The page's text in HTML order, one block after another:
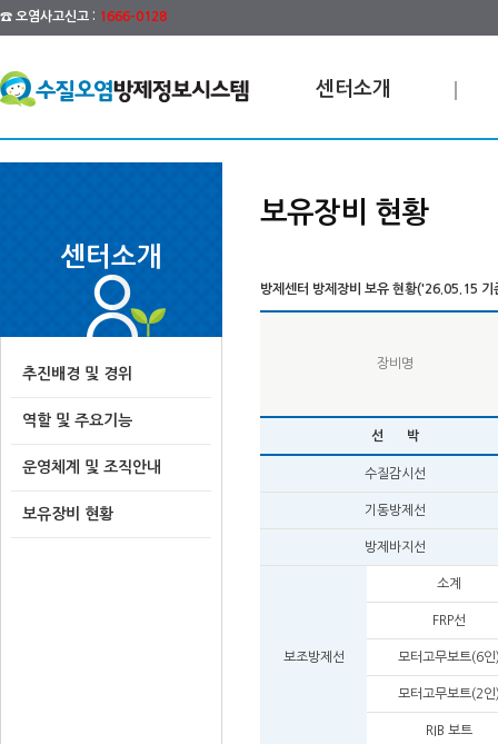
☎ 오염사고신고 : 1666-0128
센터소개
센터소개
추진배경 및 경위
역할 및 주요기능
운영체계 및 조직안내
보유장비 현황
보유장비 현황
방제센터 방제장비 보유 현황('26.05.15 기
장비명
선 박
수질감시선
기동방제선
방제바지선
보조방제선
소계
FRP선
모터고무보트(6인
모터고무보트(2인
RIB 보트